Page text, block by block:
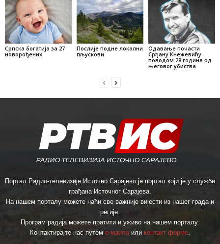
Српска богатија за 27
новорођених
Послије подне локални
пљускови
Одавање почасти
Срђану Кнежевићу
поводом 28 година од
његовог убиства
Портал Радио-телевизије Источно Сарајево је портал који је у служби
грађана Источног Сарајева.
На нашем порталу можете наћи све важније вијести из нашег града и
регије.
Програм радија можете пратити и уживо на нашем порталу.
Контактирајте нас путем е-маилаили контакт форме.